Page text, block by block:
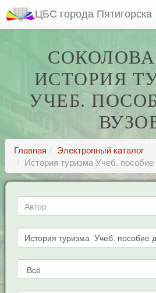
ЦБС города Пятигорска
ИСТОРИЯ
УЧЕБ.
Главная
Электронный каталог
История туризма Учеб.